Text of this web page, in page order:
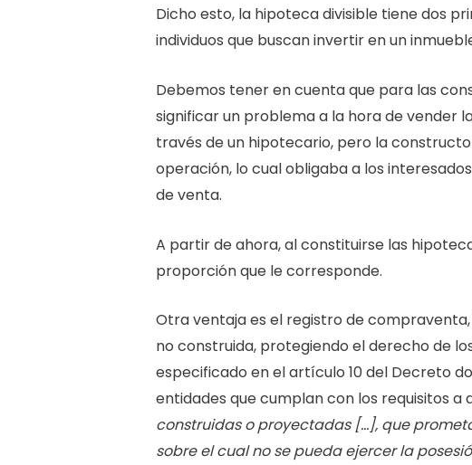
Dicho esto, la hipoteca divisible tiene dos
individuos que buscan invertir en un
Debemos tener en cuenta que para las
significar un problema a la hora de vender
través de un hipotecario, pero la
operación, lo cual obligaba a los
de venta.
A partir de ahora, al constituirse las
proporción que le corresponde.
Otra ventaja es el registro de
no construida, protegiendo el derecho de
especificado en el artículo 10 del Decreto
entidades que cumplan con los requisitos
construidas o proyectadas […], que
sobre el cual no se pueda ejercer la